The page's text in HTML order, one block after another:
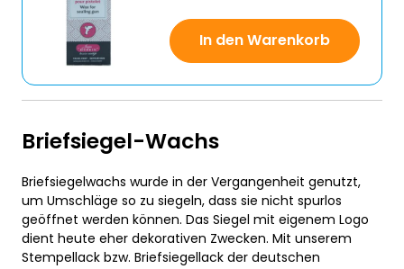
In den Warenkorb
Briefsiegel-Wachs
Briefsiegelwachs wurde in der Vergangenheit genutzt,
um Umschläge so zu siegeln, dass sie nicht spurlos
geöffnet werden können. Das Siegel mit eigenem Logo
dient heute eher dekorativen Zwecken. Mit unserem
Stempellack bzw. Briefsiegellack der deutschen